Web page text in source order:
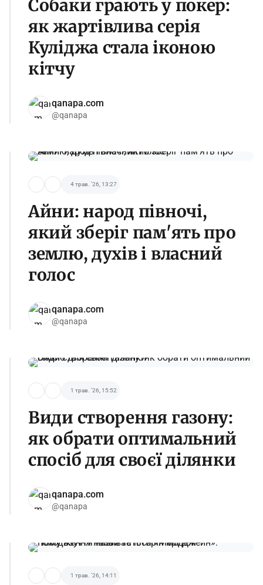
Собаки грають у покер:
як жартівлива серія
Куліджа стала іконою
кітчу
qanapa.com
@qanapa
4 трав. '26, 13:27
Айни: народ півночі,
який зберіг пам'ять про
землю, духів і власний
голос
qanapa.com
@qanapa
1 трав. '26, 15:52
Види створення газону:
як обрати оптимальний
спосіб для своєї ділянки
qanapa.com
@qanapa
1 трав. '26, 14:11